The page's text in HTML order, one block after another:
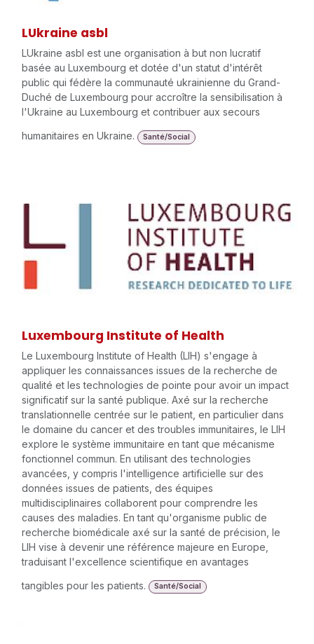
LUkraine asbl
LUkraine asbl est une organisation à but non lucratif
basée au Luxembourg et dotée d'un statut d'intérêt
public qui fédère la communauté ukrainienne du Grand-
Duché de Luxembourg pour accroître la sensibilisation à
l'Ukraine au Luxembourg et contribuer aux secours
humanitaires en Ukraine.
Santé/Social
Luxembourg Institute of Health
Le Luxembourg Institute of Health (LIH) s'engage à
appliquer les connaissances issues de la recherche de
qualité et les technologies de pointe pour avoir un impact
significatif sur la santé publique. Axé sur la recherche
translationnelle centrée sur le patient, en particulier dans
le domaine du cancer et des troubles immunitaires, le LIH
explore le système immunitaire en tant que mécanisme
fonctionnel commun. En utilisant des technologies
avancées, y compris l'intelligence artificielle sur des
données issues de patients, des équipes
multidisciplinaires collaborent pour comprendre les
causes des maladies. En tant qu'organisme public de
recherche biomédicale axé sur la santé de précision, le
LIH vise à devenir une référence majeure en Europe,
traduisant l'excellence scientifique en avantages
tangibles pour les patients.
Santé/Social